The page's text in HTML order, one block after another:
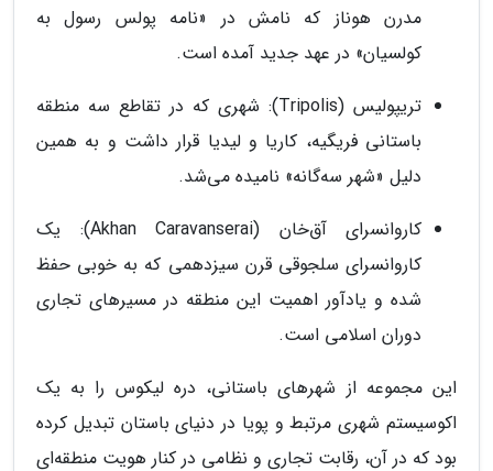
مدرن هوناز که نامش در «نامه پولس رسول به
کولسیان» در عهد جدید آمده است.
تریپولیس (Tripolis): شهری که در تقاطع سه منطقه
باستانی فریگیه، کاریا و لیدیا قرار داشت و به همین
دلیل «شهر سه‌گانه» نامیده می‌شد.
کاروانسرای آق‌خان (Akhan Caravanserai): یک
کاروانسرای سلجوقی قرن سیزدهمی که به خوبی حفظ
شده و یادآور اهمیت این منطقه در مسیرهای تجاری
دوران اسلامی است.
این مجموعه از شهرهای باستانی، دره لیکوس را به یک
اکوسیستم شهری مرتبط و پویا در دنیای باستان تبدیل کرده
بود که در آن، رقابت تجاری و نظامی در کنار هویت منطقه‌ای